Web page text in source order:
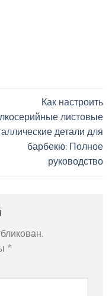
Как настроить
листовые
детали для
барбекю: Полное
руководство
*